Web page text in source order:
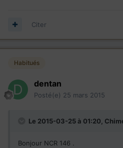
Citer
Habitués
dentan
Posté(e) 25 mars 2015
Le 2015-03-25 à 01:20,
Bonjour NCR 146 .